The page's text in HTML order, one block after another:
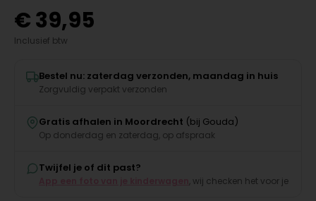
€39,95
Inclusief btw
Bestel nu: zaterdag verzonden, maandag in huis
Zorgvuldig verpakt verzonden
Gratis afhalen in Moordrecht (bij Gouda)
Op donderdag en zaterdag, op afspraak
Twijfel je of dit past?
, wij checken het voor je